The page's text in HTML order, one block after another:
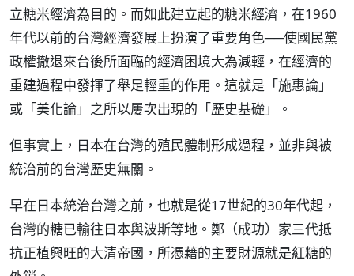
立糖米經濟為目的。而如此建立起的糖米經濟，在1960
年代以前的台灣經濟發展上扮演了重要角色──使國民黨
政權撤退來台後所面臨的經濟困境大為減輕，在經濟的
重建過程中發揮了舉足輕重的作用。這就是「施惠論」
或「美化論」之所以屢次出現的「歷史基礎」。
但事實上，日本在台灣的殖民體制形成過程，並非與被
統治前的台灣歷史無關。
早在日本統治台灣之前，也就是從17世紀的30年代起，
台灣的糖已輸往日本與波斯等地。鄭（成功）家三代抵
抗正植興旺的大清帝國，所憑藉的主要財源就是紅糖的